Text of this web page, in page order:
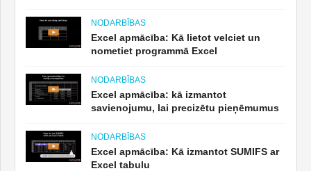
NODARBĪBAS
Excel apmācība: Kā lietot velciet un
nometiet programmā Excel
NODARBĪBAS
Excel apmācība: kā izmantot
savienojumu, lai precizētu pieņēmumus
NODARBĪBAS
Excel apmācība: Kā izmantot SUMIFS ar
Excel tabulu